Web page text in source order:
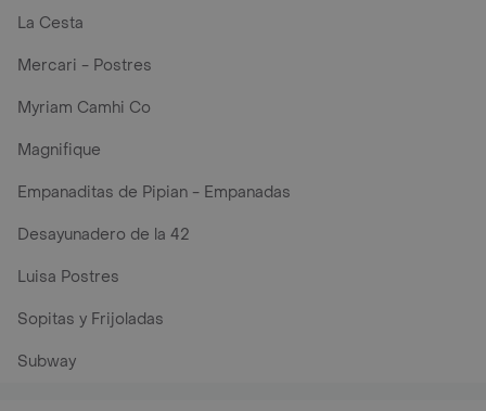
La Cesta
Mercari - Postres
Myriam Camhi Co
Magnifique
Empanaditas de Pipian - Empanadas
Desayunadero de la 42
Luisa Postres
Sopitas y Frijoladas
Subway